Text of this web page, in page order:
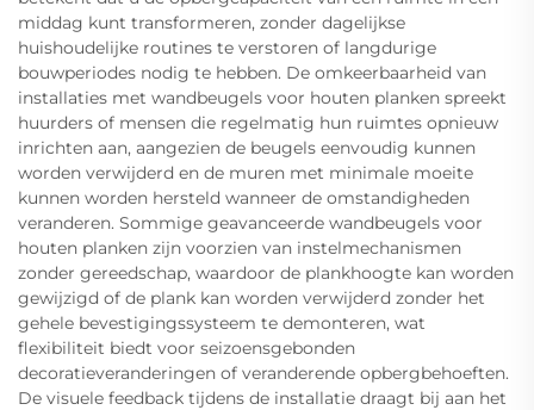
middag kunt transformeren, zonder dagelijkse
huishoudelijke routines te verstoren of langdurige
bouwperiodes nodig te hebben. De omkeerbaarheid van
installaties met wandbeugels voor houten planken spreekt
huurders of mensen die regelmatig hun ruimtes opnieuw
inrichten aan, aangezien de beugels eenvoudig kunnen
worden verwijderd en de muren met minimale moeite
kunnen worden hersteld wanneer de omstandigheden
veranderen. Sommige geavanceerde wandbeugels voor
houten planken zijn voorzien van instelmechanismen
zonder gereedschap, waardoor de plankhoogte kan worden
gewijzigd of de plank kan worden verwijderd zonder het
gehele bevestigingssysteem te demonteren, wat
flexibiliteit biedt voor seizoensgebonden
decoratieveranderingen of veranderende opbergbehoeften.
De visuele feedback tijdens de installatie draagt bij aan het